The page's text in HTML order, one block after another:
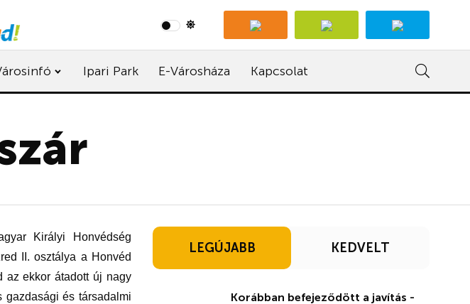
Ipari Park E-Városháza Kapcsolat
Királyi Honvédség
II. osztálya a Honvéd
az ekkor átadott új nagy
gazdasági és társadalmi
LEGÚJABB KEDVELT
Korábban befejeződött a javítás -